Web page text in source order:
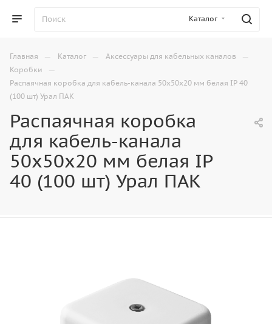
Каталог
Главная — Каталог — Аксессуары для кабельных каналов —
Коробки —
Распаячная коробка для кабель-канала 50х50х20 мм белая IP 40
(100 шт) Урал ПАК
Распаячная коробка
для кабель-канала
50х50х20 мм белая IP
40 (100 шт) Урал ПАК